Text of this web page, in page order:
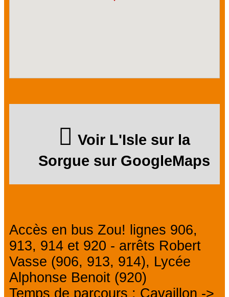
Voir L'Isle sur la
Sorgue sur GoogleMaps
Accès en bus Zou! lignes 906,
913, 914 et 920 - arrêts Robert
Vasse (906, 913, 914), Lycée
Alphonse Benoit (920)
Temps de parcours : Cavaillon ->